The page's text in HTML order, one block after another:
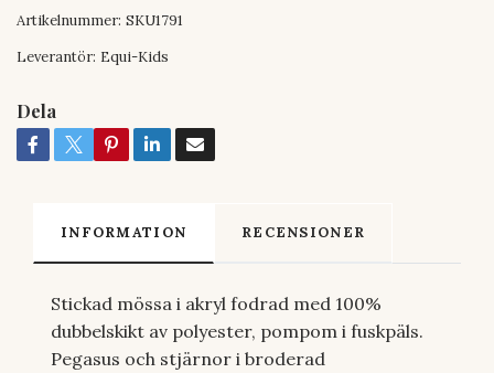
Artikelnummer: SKU1791
Leverantör: Equi-Kids
Dela
INFORMATION RECENSIONER
Stickad mössa i akryl fodrad med 100%
dubbelskikt av polyester, pompom i fuskpäls.
Pegasus och stjärnor i broderad